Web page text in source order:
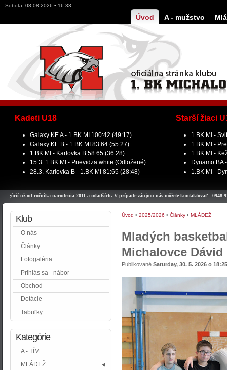
Sobota, 08.08.2026 • 16:33
Úvod A - mužstvo
Kadeti U18
Galaxy KE A - 1.BK MI 100:42 (49:17)
Galaxy KE B - 1.BK MI 83:64 (55:27)
1.BK MI - Karlovka B 58:65 (36:28)
15.3. 1.BK MI - Prievidza white (Odložené)
28.3. Karlovka B - 1.BK MI 81:65 (28:48)
Starší žiaci
1.BK MI -
1.BK MI -
1.BK MI -
Dynamo BA
1.BK Mi -
od ročníka narodenia 2011 a mladších. V prípade záujmu nás môžete kontaktovať - 0948 911 979.
Klub
O nás
Články
Fotogaléria
Prihlás sa - nábor
Obchod
Dotácie
Tabuľky
Kategórie
A - TÍM
MLÁDEŽ
Úvod • 2025/2026 • Články • MLÁDEŽ
Mladých
Michalovce
Publikované Saturday, 30. 5. 2026 o 18:25